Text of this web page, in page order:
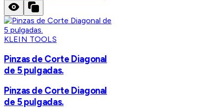
KLEIN TOOLS
Pinzas de Corte Diagonal
de 5 pulgadas.
Pinzas de Corte Diagonal
de 5 pulgadas.